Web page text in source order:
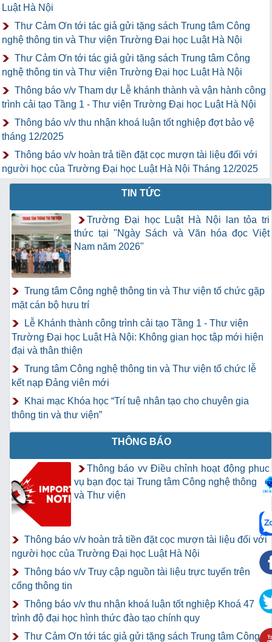
Luật Hà Nội
Thư Cảm Ơn tới tác giả gửi tặng sách Trung tâm Công
nghệ thông tin và Thư viện Trường Đại học Luật Hà Nội
Thư Cảm Ơn tới tác giả gửi tặng sách Trung tâm Công
nghệ thông tin và Thư viện Trường Đại học Luật Hà Nội
Thông báo v/v Tham dự Lễ khánh thành và vận hành công
trình cải tạo Tầng 1 - Thư viện Trường Đại học Luật Hà Nội
Thông báo v/v thu nhận khoá luận tốt nghiệp đợt bảo vệ
tháng 12/2025
Thông báo v/v hoàn trả tiền đặt cọc mượn tài liệu đối với
người học của Trường Đại học Luật Hà Nội Tháng 12/2025
TIN TỨC
Trường Đại học Luật Hà Nội lan tỏa tri
thức tại "Ngày Sách và Văn hóa đọc Việt
Nam năm 2026"
Trung tâm Công nghệ thông tin và Thư viện tổ chức gặp
mặt cán bộ hưu trí
Lễ Khánh thành công trình cải tạo Tầng 1 - Thư viện
Trường Đại học Luật Hà Nội: Không gian học tập mới hiện
đại và thân thiện
Trung tâm Công nghệ thông tin và Thư viện tổ chức lễ
kết nạp Đảng viên mới
Khai mạc Khóa học “Trí tuệ nhân tạo cho chuyên gia
thông tin và thư viện”
THÔNG BÁO
Thông báo vv Điều chỉnh hoạt động phục
vụ bạn đọc tại Trung tâm Công nghệ thông tin
và Thư viện
Thông báo v/v hoàn trả tiền đặt cọc mượn tài liệu đối với
người học của Trường Đại học Luật Hà Nội
Thông báo v/v Truy cập nguồn tài liệu trực tuyến trên
cổng thông tin
Thông báo v/v thu nhận khoá luận tốt nghiệp Khoá 47
trình độ đại học hình thức đào tạo chính quy
Thư Cảm Ơn tới tác giả gửi tặng sách Trung tâm Công